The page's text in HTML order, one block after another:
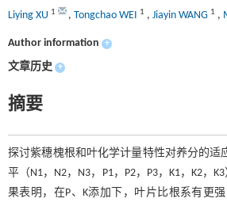
Liying XU 1 , Tongchao WEI 1 , Jiayin WANG 1 ,
Author information +
文章历史 +
摘要
探讨紫穗槐根和叶化学计量特性对养分的适
平（N1，N2，N3，P1，P2，P3，K1，K2
果表明，在P、K添加下，叶片比根系有更